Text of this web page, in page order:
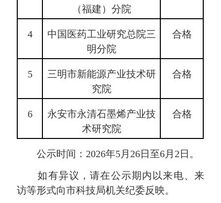
（福建）分院
4
中国医药工业研究总院三
明分院
合格
5
三明市新能源产业技术研
究院
合格
6
永安市永清石墨烯产业技
术研究院
合格
公示时间：2026年5月26日至6月2日。
如有异议，请在公示期内以来电、来
访等形式向市科技局机关纪委反映。